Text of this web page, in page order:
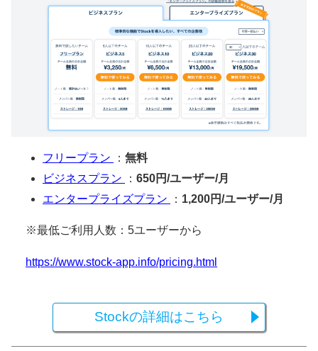
フリープラン ： 無料
ビジネスプラン
： 650円/ユーザー/月
エンタープライズプラン
： 1,200円/ユーザー/月
※最低ご利用人数：5ユーザーから
https://www.stock-app.info/pricing.html
Stockの詳細はこちら